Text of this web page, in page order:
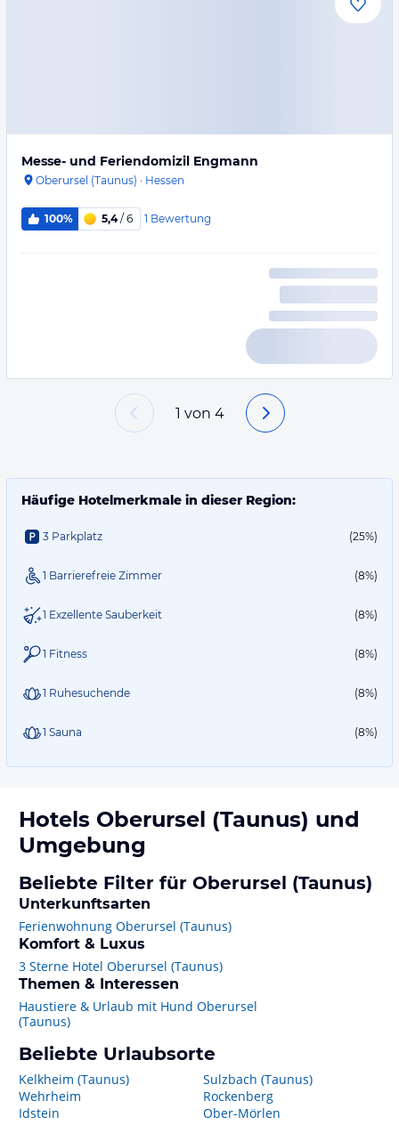
Messe- und Feriendomizil Engmann
Oberursel (Taunus) · Hessen
100% 5,4/ 6 1 Bewertung
1 von 4
Häufige Hotelmerkmale in dieser Region:
3 Parkplatz (25%)
1 Barrierefreie Zimmer (8%)
1 Exzellente Sauberkeit (8%)
1 Fitness (8%)
1 Ruhesuchende (8%)
1 Sauna (8%)
Hotels Oberursel (Taunus) und
Umgebung
Beliebte Filter für Oberursel (Taunus)
Unterkunftsarten
Ferienwohnung Oberursel (Taunus)
Komfort & Luxus
3 Sterne Hotel Oberursel (Taunus)
Themen & Interessen
Haustiere & Urlaub mit Hund Oberursel
(Taunus)
Beliebte Urlaubsorte
Kelkheim (Taunus)
Wehrheim
Idstein
Sulzbach (Taunus)
Rockenberg
Ober-Mörlen